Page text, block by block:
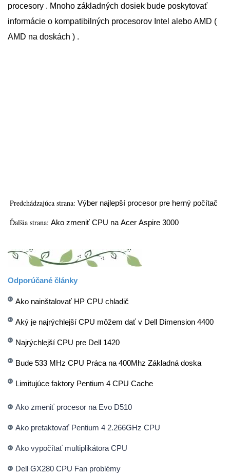
procesory . Mnoho základných dosiek bude poskytovať
informácie o kompatibilných procesorov Intel alebo AMD (
AMD na doskách ) .
Predchádzajúca strana: Výber najlepší procesor pre herný počítač
Ďalšia strana: Ako zmeniť CPU na Acer Aspire 3000
Odporúčané články
Ako nainštalovať HP CPU chladič
Aký je najrýchlejší CPU môžem dať v Dell Dimension 4400
Najrýchlejší CPU pre Dell 1420
Bude 533 MHz CPU Práca na 400Mhz Základná doska
Limitujúce faktory Pentium 4 CPU Cache
Ako zmeniť procesor na Evo D510
Ako pretaktovať Pentium 4 2.266GHz CPU
Ako vypočítať multiplikátora CPU
Dell GX280 CPU Fan problémy